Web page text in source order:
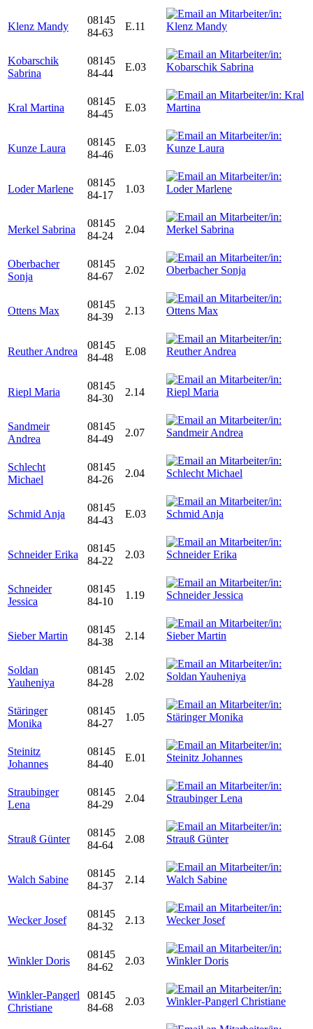
Klenz Mandy
08145
84-63
E.11
Kobarschik
Sabrina
08145
84-44
E.03
Kral Martina
08145
84-45
E.03
Kunze Laura
08145
84-46
E.03
Loder Marlene
08145
84-17
1.03
Merkel Sabrina
08145
84-24
2.04
Oberbacher
Sonja
08145
84-67
2.02
Ottens Max
08145
84-39
2.13
Reuther Andrea
08145
84-48
E.08
Riepl Maria
08145
84-30
2.14
Sandmeir
Andrea
08145
84-49
2.07
Schlecht
Michael
08145
84-26
2.04
Schmid Anja
08145
84-43
E.03
Schneider Erika
08145
84-22
2.03
Schneider
Jessica
08145
84-10
1.19
Sieber Martin
08145
84-38
2.14
Soldan
Yauheniya
08145
84-28
2.02
Stäringer
Monika
08145
84-27
1.05
Steinitz
Johannes
08145
84-40
E.01
Straubinger
Lena
08145
84-29
2.04
Strauß Günter
08145
84-64
2.08
Walch Sabine
08145
84-37
2.14
Wecker Josef
08145
84-32
2.13
Winkler Doris
08145
84-62
2.03
Winkler-Pangerl
Christiane
08145
84-68
2.03